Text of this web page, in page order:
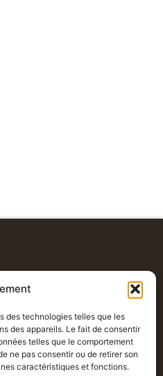
des technologies telles que les
des appareils. Le fait de consentir
telles que le comportement
ne pas consentir ou de retirer son
caractéristiques et fonctions.
!